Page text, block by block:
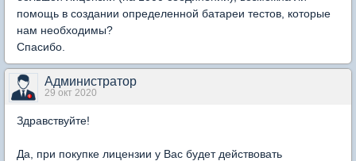
помощь в создании определенной батареи тестов, которые
нам необходимы?
Спасибо.
Администратор
29 окт 2020
Здравствуйте!
Да, при покупке лицензии у Вас будет действовать